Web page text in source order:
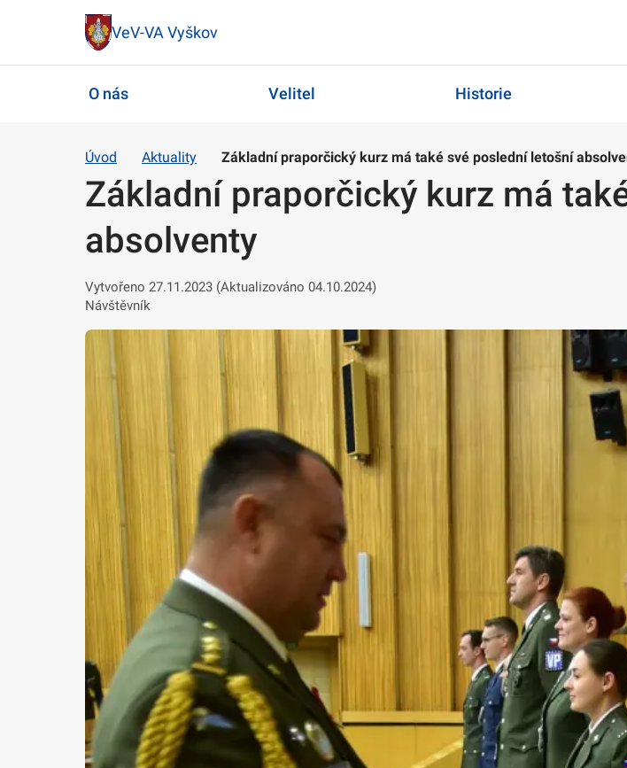
VeV-VA Vyškov
O nás Velitel Historie
Úvod Aktuality Základní praporčický kurz má také své poslední letošní
Základní praporčický kurz má
absolventy
Vytvořeno 27.11.2023 (Aktualizováno 04.10.2024)
Návštěvník